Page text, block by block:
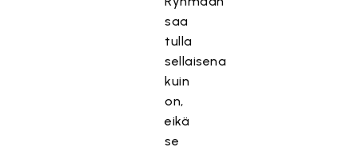
saa
tulla
sellaisena
kuin
on,
eikä
se